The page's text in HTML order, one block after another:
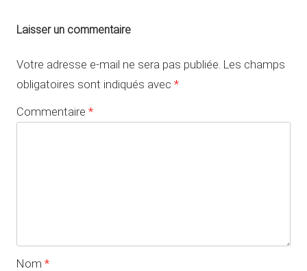
Laisser un commentaire
Votre adresse e-mail ne sera pas publiée. Les champs
obligatoires sont indiqués avec *
Commentaire *
Nom *